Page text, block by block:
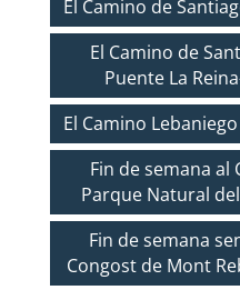
El Camino de
El Camino de
Puente La
El Camino Lebaniego
Fin de semana al
Parque Natural
Fin de semana
Congost de Mont